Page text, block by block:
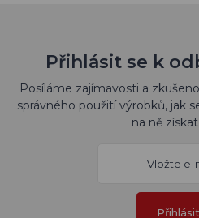
Přihlásit se k
Posíláme zajímavosti a
správného použití výrobků, jak
na ně